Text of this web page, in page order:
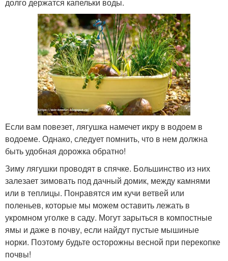
Если вам повезет, лягушка намечет икру в водоем в
водоеме. Однако, следует помнить, что в нем должна
быть удобная дорожка обратно!
Зиму лягушки проводят в спячке. Большинство из них
залезает зимовать под дачный домик, между камнями
или в теплицы. Понравятся им кучи ветвей или
поленьев, которые мы можем оставить лежать в
укромном уголке в саду. Могут зарыться в компостные
ямы и даже в почву, если найдут пустые мышиные
норки. Поэтому будьте осторожны весной при перекопке
почвы!